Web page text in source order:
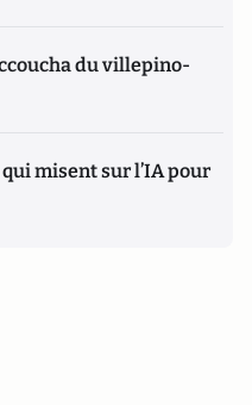
du villepino-
misent sur l’IA pour